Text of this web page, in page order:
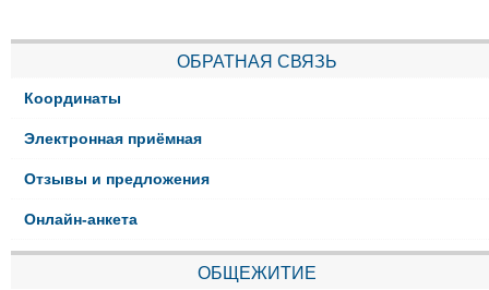
ОБРАТНАЯ СВЯЗЬ
Координаты
Электронная приёмная
Отзывы и предложения
Онлайн-анкета
ОБЩЕЖИТИЕ